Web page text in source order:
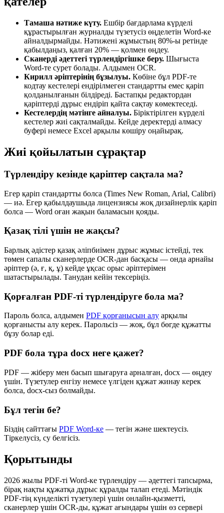
Тамаша нәтиже күту. Ешбір бағдарлама күрделі
құрастырылған журналды түзетусіз өңделетін Word-ке
айналдырмайды. Нәтижені жұмыстың 80%-ы ретінде
қабылдаңыз, қалған 20% — қолмен өңдеу.
Сканерді әдеттегі түрлендіргішке беру. Шығыста
Word-те сурет болады. Алдымен OCR.
Кирилл әріптерінің бұзылуы. Көбіне бұл PDF-те
кодтау кестелері ендірілмеген стандартты емес қаріп
қолданылғанын білдіреді. Бастапқы редактордан
қаріптерді дұрыс ендіріп қайта сақтау көмектеседі.
Кестелердің мәтінге айналуы. Біріктірілген күрделі
кестелер жиі сақталмайды. Кейде деректерді алмасу
буфері немесе Excel арқылы көшіру оңайырақ.
Жиі қойылатын сұрақтар
Түрлендіру кезінде қаріптер сақтала ма?
Егер қаріп стандартты болса (Times New Roman, Arial, Calibri)
— иә. Егер қабылдаушыда лицензиясы жоқ дизайнерлік қаріп
болса — Word оған жақын баламасын қояды.
Қазақ тілі үшін не жақсы?
Барлық әдістер қазақ әліпбиімен дұрыс жұмыс істейді, тек
төмен сапалы сканерлерде OCR-дан басқасы — онда арнайы
әріптер (ә, ғ, қ, ұ) кейде ұқсас орыс әріптерімен
шатастырылады. Танудан кейін тексеріңіз.
Қорғалған PDF-ті түрлендіруге бола ма?
Пароль болса, алдымен PDF қорғанысын алу арқылы
қорғанысты алу керек. Парольсіз — жоқ, бұл бөгде құжатты
бұзу болар еді.
PDF бола тұра docx неге қажет?
PDF — жіберу мен басып шығаруға арналған, docx — өңдеу
үшін. Түзетулер енгізу немесе үлгіден құжат жинау керек
болса, docx-сыз болмайды.
Бұл тегін бе?
Біздің сайттағы PDF Word-ке — тегін және шектеусіз.
Тіркелусіз, су белгісіз.
Қорытынды
2026 жылы PDF-ті Word-ке түрлендіру — әдеттегі тапсырма,
бірақ нақты құжатқа дұрыс құралды талап етеді. Мәтіндік
PDF-тің күнделікті түзетулері үшін онлайн-қызметті,
сканерлер үшін OCR-ды, құжат ағындары үшін өз сервері